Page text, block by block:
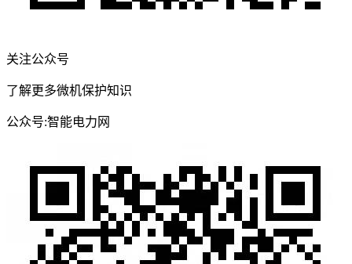
关注公众号
了解更多微机保护知识
公众号:智能电力网